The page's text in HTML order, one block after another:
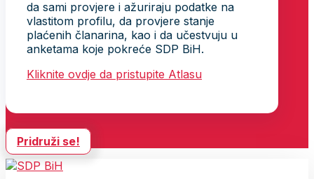
da sami provjere i ažuriraju podatke na
vlastitom profilu, da provjere stanje
plaćenih članarina, kao i da učestvuju u
anketama koje pokreće SDP BiH.
Kliknite ovdje da pristupite Atlasu
Pridruži se!